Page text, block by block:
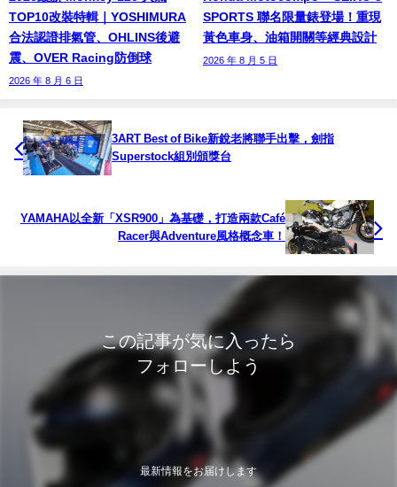
TOP10改裝特輯｜YOSHIMURA
合法認證排氣管、OHLINS後避
震、OVER Racing防倒球
2026 年 8 月 6 日
SPORTS 聯名限量錶登場！重現
黃色車身、油箱開關等經典設計
2026 年 8 月 5 日
3ART Best of Bike新銳老將聯手出擊，劍指
Superstock組別頒獎台
YAMAHA以全新「XSR900」為基礎，打造兩款Café
Racer與Adventure風格概念車！
この記事が気に入ったら
フォローしよう
最新情報をお届けします